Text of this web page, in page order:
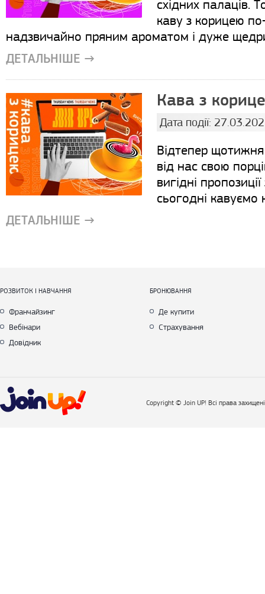
східних палаців.
каву з корицею
надзвичайно пряним ароматом і дуже
ДЕТАЛЬНІШЕ →
Кава з
Дата події:
Відтепер
від нас свою
вигідні
сьогодні кавуємо
ДЕТАЛЬНІШЕ →
РОЗВИТОК І НАВЧАННЯ
Франчайзинг
Вебінари
Довідник
БРОНЮВАННЯ
Де купити
Страхування
Copyright © Join UP! Всі права захищені